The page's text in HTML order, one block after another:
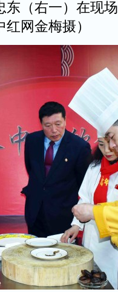
东（右一）在现
红网金梅摄）